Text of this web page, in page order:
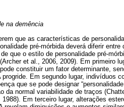
na demência
que as características de
pré-mórbida deverá diferir
que o estilo de personalidade pré-
et al., 2006, 2009). Em primeiro
constituir um fator determinante,
progride. Em segundo lugar, indivíduos
que se pode designar
da normal variabilidade de traços
Em terceiro lugar, alterações